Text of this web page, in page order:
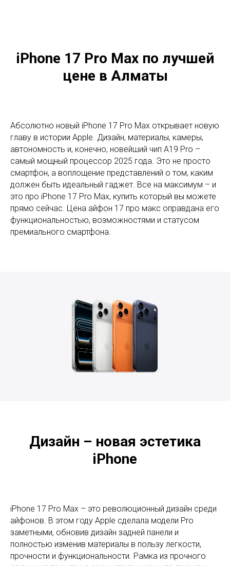
iPhone 17 Pro Max по лучшей
цене в Алматы
Абсолютно новый iPhone 17 Pro Max открывает новую
главу в истории Apple. Дизайн, материалы, камеры,
автономность и, конечно, новейший чип A19 Pro –
самый мощный процессор 2025 года. Это не просто
смартфон, а воплощение представлений о том, каким
должен быть идеальный гаджет. Все на максимум – и
это про iPhone 17 Pro Max, купить который вы можете
прямо сейчас. Цена айфон 17 про макс оправдана его
функциональностью, возможностями и статусом
премиального смартфона.
Дизайн – новая эстетика
iPhone
iPhone 17 Pro Max – это революционный дизайн среди
айфонов. В этом году Apple сделала модели Pro
заметными, обновив дизайн задней панели и
полностью изменив материалы в пользу легкости,
прочности и функциональности. Рамка из прочного